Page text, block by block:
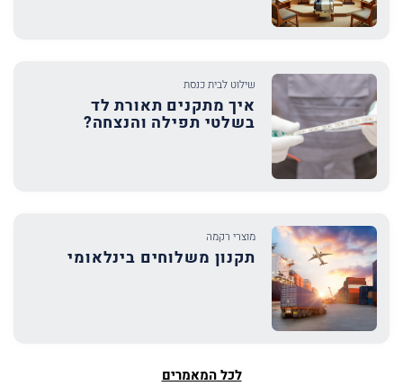
שילוט לבית כנסת
איך מתקנים תאורת לד
בשלטי תפילה והנצחה?
מוצרי רקמה
תקנון משלוחים בינלאומי
לכל המאמרים